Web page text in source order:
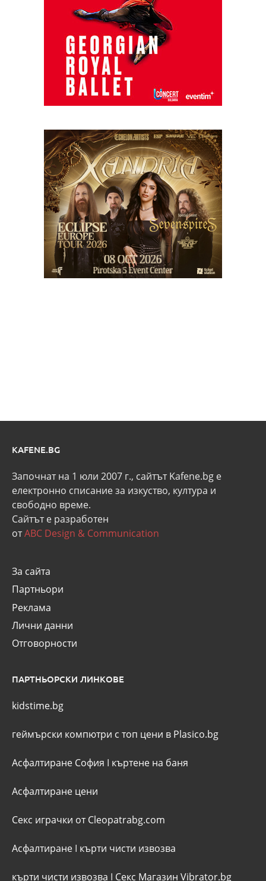
KAFENE.BG
Започнат на 1 юли 2007 г., сайтът Kafene.bg e
eлектронно списание за изкуство, култура и
свободно време.
Сайтът е разработен
отABC Design & Communication
За сайта
Партньори
Реклама
Лични данни
Отговорности
ПАРТНЬОРСКИ ЛИНКОВЕ
kidstime.bg
геймърски компютри с топ цени в Plasico.bg
Асфалтиране София I къртене на баня
Асфалтиране цени
Секс играчки от Cleopatrabg.com
Асфалтиране I кърти чисти извозва
кърти чисти извозва I Секс Магазин Vibrator.bg